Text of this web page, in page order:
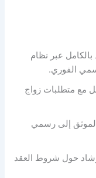
بالكامل عبر نظام
الفوري.
مع متطلبات زواج
إلى رسمي
حول شروط العقد